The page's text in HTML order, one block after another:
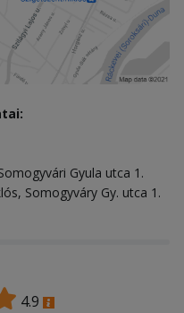
Gyula utca 1.
Somogyváry Gy. utca 1.
4.9